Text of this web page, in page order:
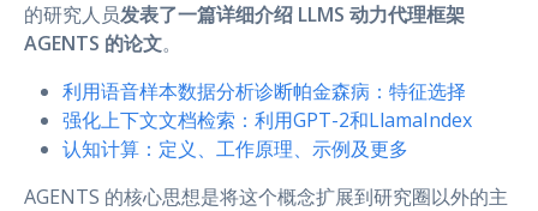
的研究人员发表了一篇详细介绍 LLMS 动力代理框架
AGENTS 的论文。
利用语音样本数据分析诊断帕金森病：特征选择
强化上下文文档检索：利用GPT-2和LlamaIndex
认知计算：定义、工作原理、示例及更多
AGENTS 的核心思想是将这个概念扩展到研究圈以外的主